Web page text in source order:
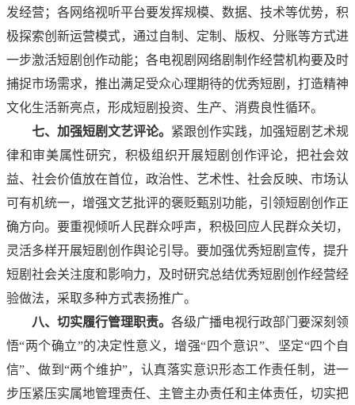
发经营；各网络视听平台要发挥规模、数据、技术等优势，积
极探索创新运营模式，通过自制、定制、版权、分账等方式进
一步激活短剧创作动能；各电视剧网络剧制作经营机构要及时
捕捉市场需求，推出满足受众心理期待的优秀短剧，打造精神
文化生活新亮点，形成短剧投资、生产、消费良性循环。
七、加强短剧文艺评论。 紧跟创作实践，加强短剧艺术规
律和审美属性研究，积极组织开展短剧创作评论，把社会效
益、社会价值放在首位，政治性、艺术性、社会反映、市场认
可有机统一，增强文艺批评的褒贬甄别功能，引领短剧创作正
确方向。要重视倾听人民群众呼声，积极回应人民群众关切，
灵活多样开展短剧创作舆论引导。要加强优秀短剧宣传，提升
短剧社会关注度和影响力，及时研究总结优秀短剧创作经营经
验做法，采取多种方式表扬推广。
八、切实履行管理职责。 各级广播电视行政部门要深刻领
悟“两个确立”的决定性意义，增强“四个意识”、坚定“四个自
信”、做到“两个维护”，认真落实意识形态工作责任制，进一
步压紧压实属地管理责任、主管主办责任和主体责任，切实把